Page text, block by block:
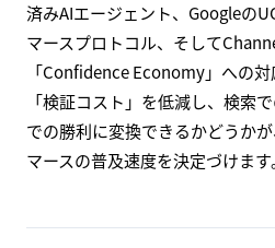
済みAIエージェント、Googleの
マースプロトコル、そして
「Confidence Economy」への
「検証コスト」を低減し、検索
での勝利に変換できるかどうか
マースの普及速度を決定づけます